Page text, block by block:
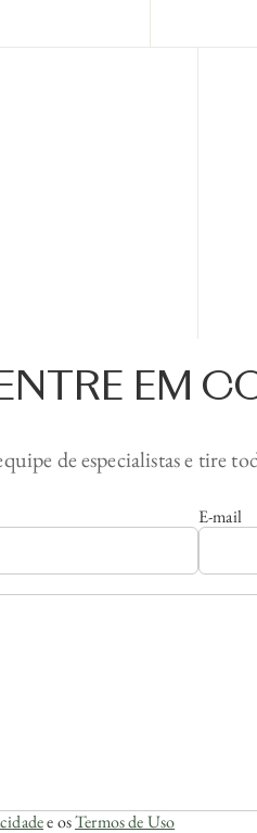
EM
de especialistas e tire
E-mail
e osTermos de Uso